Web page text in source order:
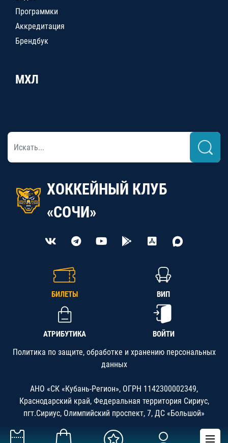
Программки
Аккредитация
Брендбук
МХЛ
ХОККЕЙНЫЙ КЛУБ
«СОЧИ»
БИЛЕТЫ ВИП
АТРИБУТИКА ВОЙТИ
Политика по защите, обработке и хранению персональных
данных
АНО «СК «Кубань-Регион», ОГРН 1142300002349,
Краснодарский край, Федеральная территория Сириус,
пгт.Сириус, Олимпийский проспект, 7, ДС «Большой»